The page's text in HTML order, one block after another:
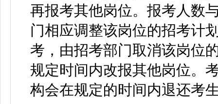
再报考其他岗位。报考人数
门相应调整该岗位的招考计
考，由招考部门取消该岗位
规定时间内改报其他岗位。
构会在规定的时间内退还考